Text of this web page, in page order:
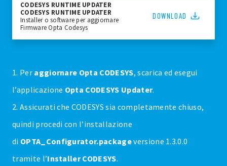
CODESYS RUNTIME UPDATER
CODESYS RUNTIME UPDATER
Installer o software per aggiornare
Firmware Opta Codesys
DOWNLOAD
1. Per aggiornare Opta CODESYS, scarica ed esegui
l’applicazione Opta CODESYS Updater.
2. Assicurati che CODESYS sia completamente chiuso,
quindi procedi con l’installazione
di OPTA_Configurator.packageversione 1.3.0.0
tramite l’Installer CODESYS.